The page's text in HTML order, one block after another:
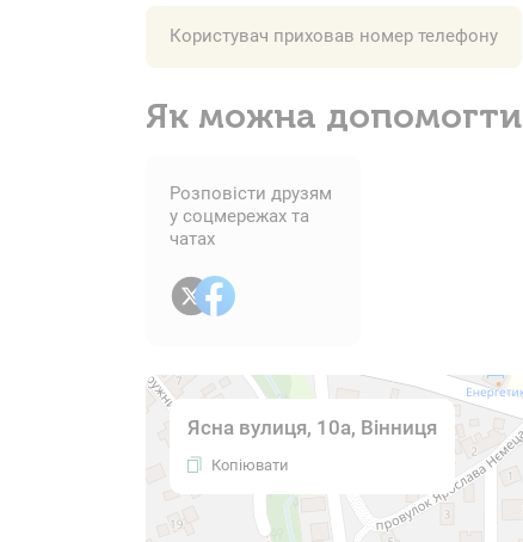
Користувач приховав номер телефону
Як можна допомогти
Розповісти друзям
у соцмережах та
чатах
Ясна вулиця, 10а, Вінниця
Копіювати